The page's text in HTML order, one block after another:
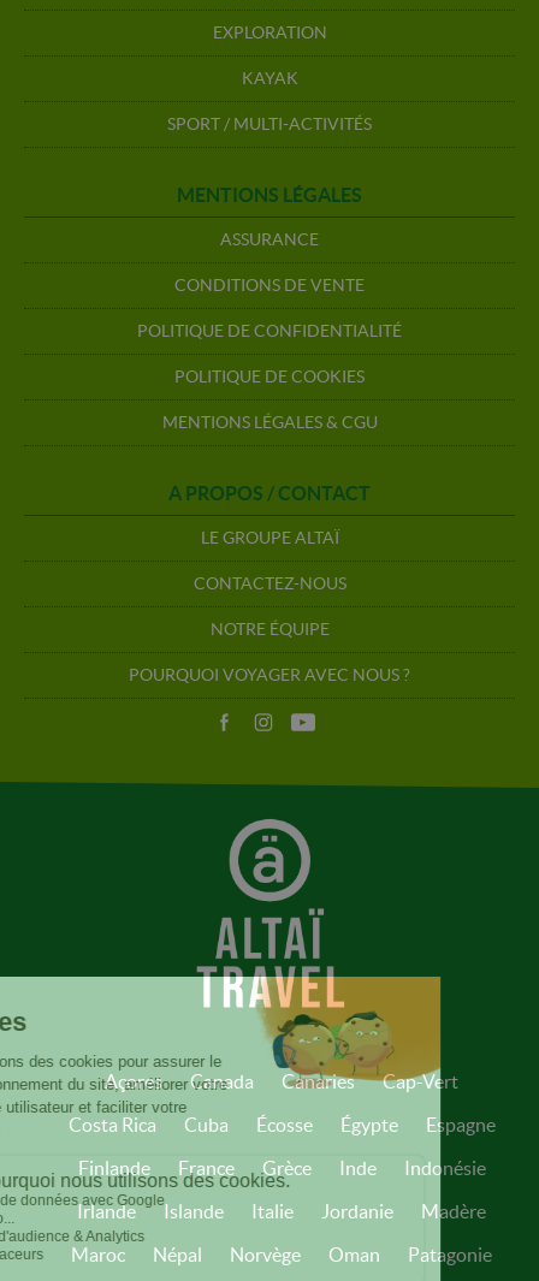
EXPLORATION
KAYAK
SPORT / MULTI-ACTIVITÉS
MENTIONS LÉGALES
ASSURANCE
CONDITIONS DE VENTE
POLITIQUE DE CONFIDENTIALITÉ
POLITIQUE DE COOKIES
MENTIONS LÉGALES & CGU
A PROPOS / CONTACT
LE GROUPE ALTAÏ
CONTACTEZ-NOUS
NOTRE ÉQUIPE
POURQUOI VOYAGER AVEC NOUS ?
Açores Canada Canaries
Cap-Vert
Costa Rica
Cuba Écosse Égypte
Espagne
Finlande
France Grèce Inde
Indonésie
Irlande
Islande Italie Jordanie
Madère
Maroc
Népal Norvège Oman Patagonie